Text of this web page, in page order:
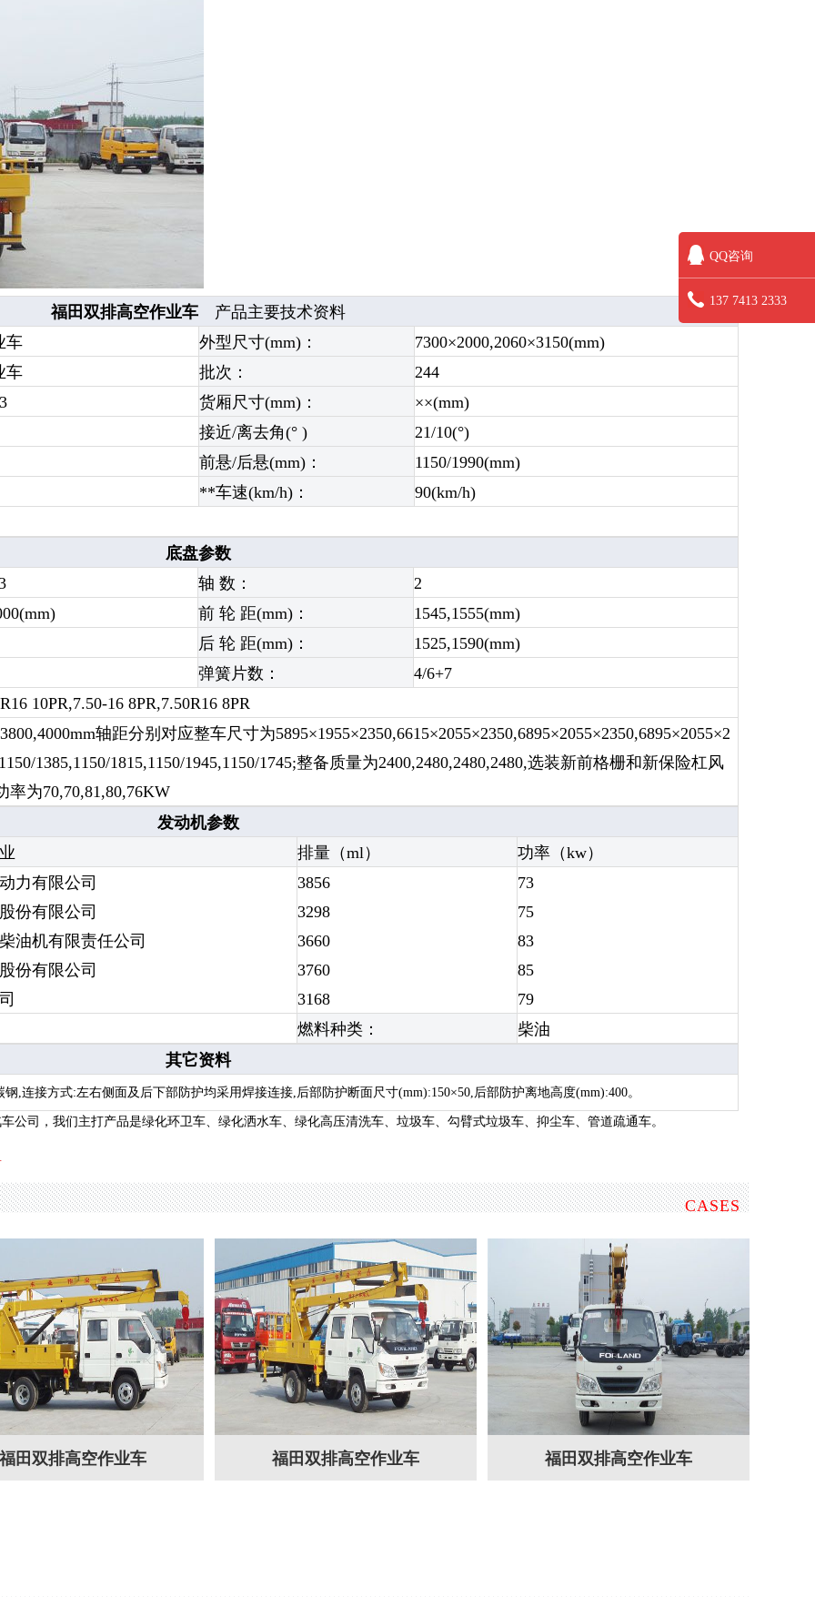
福田双排高空作业车 产品主要技术资料
车
外型尺寸(mm)：
7300×2000,2060×3150(mm)
车
批次：
244
货厢尺寸(mm)：
××(mm)
接近/离去角(° )
21/10(°)
前悬/后悬(mm)：
1150/1990(mm)
**车速(km/h)：
90(km/h)
底盘参数
轴 数：
2
前 轮 距(mm)：
1545,1555(mm)
后 轮 距(mm)：
1525,1590(mm)
弹簧片数：
4/6+7
10PR,7.50-16 8PR,7.50R16 8PR
轴距分别对应整车尺寸为5895×1955×2350,6615×2055×2350,6895×2055×2350,6895×2055×2
1385,1150/1815,1150/1945,1150/1745;整备质量为2400,2480,2480,2480,选装新前格栅和新保险杠风
为70,70,81,80,76KW
发动机参数
排量（ml）
功率（kw）
力有限公司
份有限公司
油机有限责任公司
份有限公司
3856
3298
3660
3760
3168
73
75
83
85
79
燃料种类：
柴油
其它资料
,连接方式:左右侧面及后下部防护均采用焊接连接,后部防护断面尺寸(mm):150×50,后部防护离地高度(mm):400。
公司，我们主打产品是绿化环卫车、绿化洒水车 、绿化高压清洗车 垃圾车 勾臂式垃圾车 抑尘车 管道疏通车。
CASES

福田双排高空作业车

福田双排高空作业车

福田双排高空作业车
QQ咨询
137 7413 2333